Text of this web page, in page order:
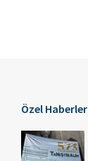
Özel Haberler